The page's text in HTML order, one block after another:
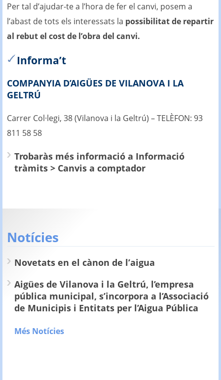
Per tal d’ajudar-te a l’hora de fer el canvi, posem a
l’abast de tots els interessats la possibilitat de repartir
al rebut el cost de l’obra del canvi.
Informa’t
COMPANYIA D’AIGÜES DE VILANOVA I LA
GELTRÚ
Carrer Col·legi, 38 (Vilanova i la Geltrú) – TELÈFON: 93
811 58 58
Trobaràs més informació a Informació
tràmits > Canvis a comptador
Notícies
Novetats en el cànon de l’aigua
Aigües de Vilanova i la Geltrú, l’empresa
pública municipal, s’incorpora a l’Associació
de Municipis i Entitats per l’Aigua Pública
Més Notícies